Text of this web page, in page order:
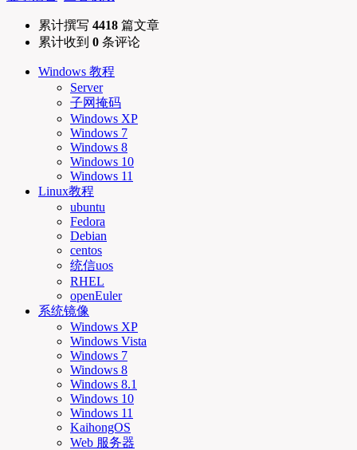
累计撰写 4418 篇文章
累计收到 0 条评论
Windows 教程
Server
子网掩码
Windows XP
Windows 7
Windows 8
Windows 10
Windows 11
Linux教程
ubuntu
Fedora
Debian
centos
统信uos
RHEL
openEuler
系统镜像
Windows XP
Windows Vista
Windows 7
Windows 8
Windows 8.1
Windows 10
Windows 11
KaihongOS
Web 服务器